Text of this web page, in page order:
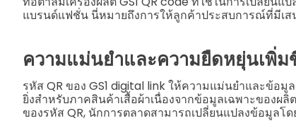
แบรนด์แฟชั่น นี่หมายถึงการให้ลูกค้าประสบการณ์ที่มีเ
ความแม่นยำและความยืดหยุ่นเพิ่
รหัส QR ของ GS1 digital link ให้ความแม่นยำและข้
ยิ่งสำหรับภาคสินค้าเสื้อผ้าเนื่องจากข้อมูลเฉพาะของผ
ของรหัส QR, นักการตลาดสามารถเปลี่ยนแปลงข้อมูลโ